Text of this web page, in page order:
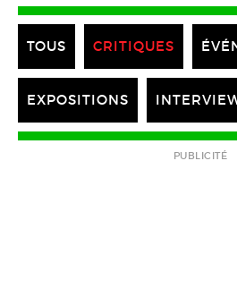
TOUS CRITIQUES
EXPOSITIONS
PUBLICITÉ